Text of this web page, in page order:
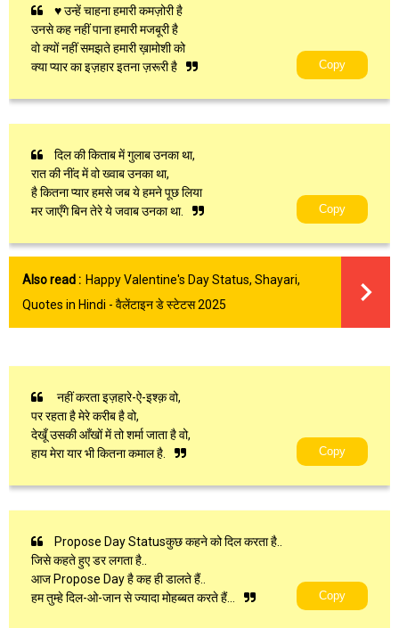
♥ उन्हें चाहना हमारी कमज़ोरी है
उनसे कह नहीं पाना हमारी मजबूरी है
वो क्यों नहीं समझते हमारी ख़ामोशी को
क्या प्यार का इज़हार इतना ज़रूरी है
Copy
दिल की किताब में गुलाब उनका था,
रात की नींद में वो ख्वाब उनका था,
है कितना प्यार हमसे जब ये हमने पूछ लिया
मर जाएँगे बिन तेरे ये जवाब उनका था.
Copy
Also read : Happy Valentine's Day Status, Shayari,
Quotes in Hindi - वैलेंटाइन डे स्टेटस 2025
नहीं करता इज़हारे-ऐ-इश्क़ वो,
पर रहता है मेरे करीब है वो,
देखूँ उसकी आँखों में तो शर्मा जाता है वो,
हाय मेरा यार भी कितना कमाल है.
Copy
Propose Day Statusकुछ कहने को दिल करता है..
जिसे कहते हुए डर लगता है..
आज Propose Day है कह ही डालते हैं..
हम तुम्हे दिल-ओ-जान से ज्यादा मोहब्बत करते हैं…
Copy